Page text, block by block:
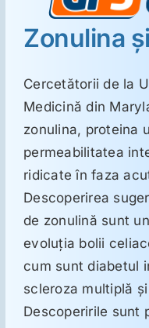
Dermatologie
Neurologie
Intoleranţa la gluten
Suplimente
Reumatologie
Ginecologie
Zonulina
Cercetătorii de la
Medicină din
zonulina, proteina
permeabilitatea
ridicate în faza
Descoperirea
de zonulină sunt
evoluţia bolii
cum sunt diabetul
scleroza multiplă
Descoperirile sunt